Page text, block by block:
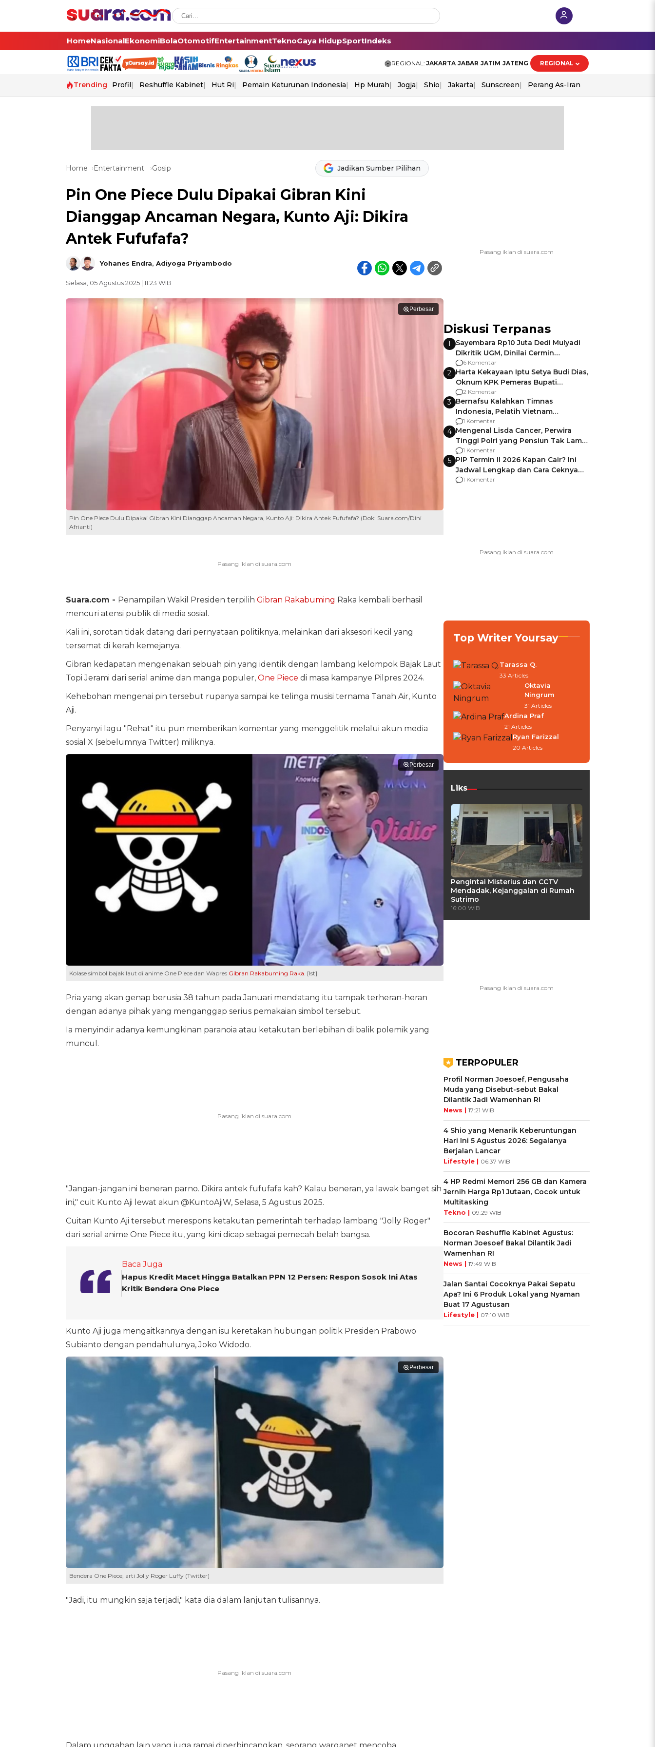
HomeNasionalEkonomiBolaOtomotifEntertainmentTeknoGaya HidupSportIndeks
REGIONAL: JAKARTA JABAR JATIM JATENG REGIONAL
Trending Profil Reshuffle Kabinet Hut Ri Pemain Keturunan Indonesia Hp Murah Jogja Shio Jakarta Sunscreen Perang As-Iran
Home Entertainment Gosip Jadikan Sumber Pilihan
Pin One Piece Dulu Dipakai Gibran Kini
Dianggap Ancaman Negara, Kunto Aji: Dikira
Antek Fufufafa?
Yohanes Endra, Adiyoga Priyambodo
Selasa, 05 Agustus 2025 | 11:23 WIB
Perbesar
Pin One Piece Dulu Dipakai Gibran Kini Dianggap Ancaman Negara, Kunto Aji: Dikira Antek Fufufafa? (Dok: Suara.com/Dini
Afrianti)
Suara.com - Penampilan Wakil Presiden terpilih Gibran Rakabuming Raka kembali berhasil
mencuri atensi publik di media sosial.
Kali ini, sorotan tidak datang dari pernyataan politiknya, melainkan dari aksesori kecil yang
tersemat di kerah kemejanya.
Gibran kedapatan mengenakan sebuah pin yang identik dengan lambang kelompok Bajak Laut
Topi Jerami dari serial anime dan manga populer, One Piece di masa kampanye Pilpres 2024.
Kehebohan mengenai pin tersebut rupanya sampai ke telinga musisi ternama Tanah Air, Kunto
Aji.
Penyanyi lagu "Rehat" itu pun memberikan komentar yang menggelitik melalui akun media
sosial X (sebelumnya Twitter) miliknya.
Perbesar
Kolase simbol bajak laut di anime One Piece dan Wapres Gibran Rakabuming Raka. [Ist]
Pria yang akan genap berusia 38 tahun pada Januari mendatang itu tampak terheran-heran
dengan adanya pihak yang menganggap serius pemakaian simbol tersebut.
Ia menyindir adanya kemungkinan paranoia atau ketakutan berlebihan di balik polemik yang
muncul.
"Jangan-jangan ini beneran parno. Dikira antek fufufafa kah? Kalau beneran, ya lawak banget sih
ini," cuit Kunto Aji lewat akun @KuntoAjiW, Selasa, 5 Agustus 2025.
Cuitan Kunto Aji tersebut merespons ketakutan pemerintah terhadap lambang "Jolly Roger"
dari serial anime One Piece itu, yang kini dicap sebagai pemecah belah bangsa.
Baca Juga
Hapus Kredit Macet Hingga Batalkan PPN 12 Persen: Respon Sosok Ini Atas
Kritik Bendera One Piece
Kunto Aji juga mengaitkannya dengan isu keretakan hubungan politik Presiden Prabowo
Subianto dengan pendahulunya, Joko Widodo.
Perbesar
Bendera One Piece, arti Jolly Roger Luffy (Twitter)
"Jadi, itu mungkin saja terjadi," kata dia dalam lanjutan tulisannya.
Diskusi Terpanas
1
Sayembara Rp10 Juta Dedi Mulyadi
Dikritik UGM, Dinilai Cermin
Gagalnya Negara Jamin Keamanan
6 Komentar
2 Harta Kekayaan Iptu Setya Budi Dias,
Oknum KPK Pemeras Bupati
Pemalang
2 Komentar
3 Bernafsu Kalahkan Timnas
Indonesia, Pelatih Vietnam
Berencana Pakai Jimat di Pakansari
1 Komentar
4 Mengenal Lisda Cancer, Perwira
Tinggi Polri yang Pensiun Tak Lama
Usai Jadi Brigjen
1 Komentar
5 PIP Termin II 2026 Kapan Cair? Ini
Jadwal Lengkap dan Cara Ceknya
agar Dana Tidak Hangus!
1 Komentar
Top Writer Yoursay
Tarassa Q.
33 Articles
Oktavia
Ningrum
31 Articles
Ardina Praf
21 Articles
Ryan Farizzal
20 Articles
Liks
Pengintai Misterius dan CCTV
Mendadak, Kejanggalan di Rumah
Sutrimo
16:00 WIB
TERPOPULER
Profil Norman Joesoef, Pengusaha
Muda yang Disebut-sebut Bakal
Dilantik Jadi Wamenhan RI
News | 17:21 WIB
4 Shio yang Menarik Keberuntungan
Hari Ini 5 Agustus 2026: Segalanya
Berjalan Lancar
Lifestyle | 06:37 WIB
4 HP Redmi Memori 256 GB dan Kamera
Jernih Harga Rp1 Jutaan, Cocok untuk
Multitasking
Tekno | 09:29 WIB
Bocoran Reshuffle Kabinet Agustus:
Norman Joesoef Bakal Dilantik Jadi
Wamenhan RI
News | 17:49 WIB
Jalan Santai Cocoknya Pakai Sepatu
Apa? Ini 6 Produk Lokal yang Nyaman
Buat 17 Agustusan
Lifestyle | 07:10 WIB